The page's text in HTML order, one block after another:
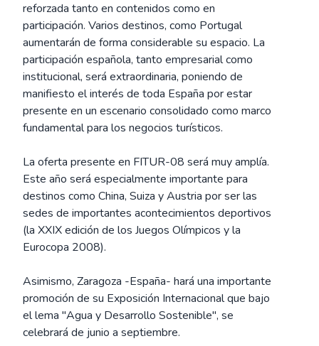
reforzada tanto en contenidos como en
participación. Varios destinos, como Portugal
aumentarán de forma considerable su espacio. La
participación española, tanto empresarial como
institucional, será extraordinaria, poniendo de
manifiesto el interés de toda España por estar
presente en un escenario consolidado como marco
fundamental para los negocios turísticos.
La oferta presente en FITUR-08 será muy amplía.
Este año será especialmente importante para
destinos como China, Suiza y Austria por ser las
sedes de importantes acontecimientos deportivos
(la XXIX edición de los Juegos Olímpicos y la
Eurocopa 2008).
Asimismo, Zaragoza -España- hará una importante
promoción de su Exposición Internacional que bajo
el lema "Agua y Desarrollo Sostenible", se
celebrará de junio a septiembre.